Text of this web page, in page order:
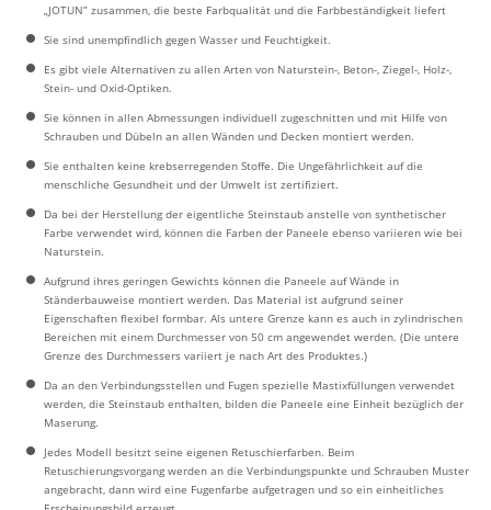
„JOTUN” zusammen, die beste Farbqualität und die Farbbeständigkeit liefert
Sie sind unempfindlich gegen Wasser und Feuchtigkeit.
Es gibt viele Alternativen zu allen Arten von Naturstein-, Beton-, Ziegel-, Holz-,
Stein- und Oxid-Optiken.
Sie können in allen Abmessungen individuell zugeschnitten und mit Hilfe von
Schrauben und Dübeln an allen Wänden und Decken montiert werden.
Sie enthalten keine krebserregenden Stoffe. Die Ungefährlichkeit auf die
menschliche Gesundheit und der Umwelt ist zertifiziert.
Da bei der Herstellung der eigentliche Steinstaub anstelle von synthetischer
Farbe verwendet wird, können die Farben der Paneele ebenso variieren wie bei
Naturstein.
Aufgrund ihres geringen Gewichts können die Paneele auf Wände in
Ständerbauweise montiert werden. Das Material ist aufgrund seiner
Eigenschaften flexibel formbar. Als untere Grenze kann es auch in zylindrischen
Bereichen mit einem Durchmesser von 50 cm angewendet werden. (Die untere
Grenze des Durchmessers variiert je nach Art des Produktes.)
Da an den Verbindungsstellen und Fugen spezielle Mastixfüllungen verwendet
werden, die Steinstaub enthalten, bilden die Paneele eine Einheit bezüglich der
Maserung.
Jedes Modell besitzt seine eigenen Retuschierfarben. Beim
Retuschierungsvorgang werden an die Verbindungspunkte und Schrauben Muster
angebracht, dann wird eine Fugenfarbe aufgetragen und so ein einheitliches